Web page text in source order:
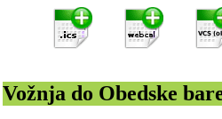
Vožnja do Obedske